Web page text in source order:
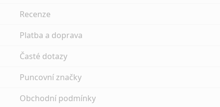
Recenze
Platba a doprava
Časté dotazy
Puncovní značky
Obchodní podmínky